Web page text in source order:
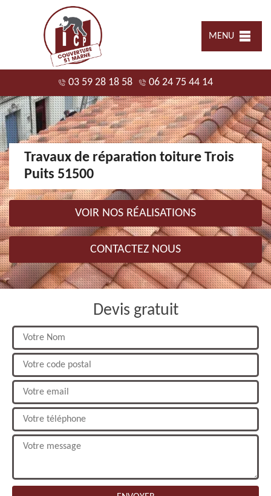
MENU
03 59 28 18 58 06 24 75 44 14
Travaux de réparation toiture Trois
Puits 51500
VOIR NOS RÉALISATIONS
CONTACTEZ NOUS
Devis gratuit